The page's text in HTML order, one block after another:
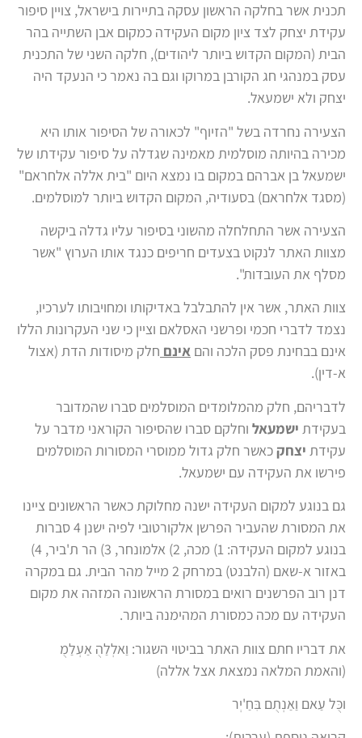
תכנית אשר בחלקה הראשון עסקה בתיירות בישראל, צויין סיפור
עקידת יצחק לצד ציון מקום העקידה כמקום אבן השתייה בהר
הבית (המקום הקדוש ביותר ליהודים), חלקה השני של התכנית
עסק במנהגי חג הקורבן במרוקו וגם בה נאמר כי הנעקד היה
יצחק ולא ישמעאל.
הצעירה נחרדה בשל "הזיוף" לכאורה של הסיפור אותו היא
מכירה בהיותה מוסלמית מאמינה שגדלה על סיפור עקידתו של
ישמעאל בן אברהם במקום בו נמצא היום "בית אללה אלחראם"
(מסגד אלחראם) בסעודיה, המקום הקדוש ביותר למוסלמים.
הצעירה אשר התחלחלה מהשוני בסיפור עליו גדלה ביקשה
מצוות האתר לנקוט בצעדים חריפים כנגד אותו הערוץ "אשר
מסלף את העובדות".
צוות האתר, אשר אין להתבלבל באדיקותו ומחויבותו לערכיו,
נצמד לדברי חכמי ופרשני האסלאם וציין כי שני העקרונות הללו
אינם בבחינת פסק הלכה והם אינם חלק מיסודות הדת (אצול
א-דין).
לדבריהם, חלק מהמלומדים המוסלמים סברו שהמדובר
בעקידת ישמעאל וחלקם סברו שהסיפור הקוראני מדבר על
עקידת יצחקכאשר חלק גדול ממוסרי המסורות המוסלמים
פירשו את העקידה עם ישמעאל.
גם בנוגע למקום העקידה ישנה מחלוקת כאשר הראשונים ציינו
את המסורת שהעביר הפרשן אלקורטובי לפיה ישנן 4 סברות
בנוגע למקום העקידה: 1) מכה, 2) אלמונחר, 3) הר ת'ביר, 4)
באזור א-שאם (הלבנט) במרחק 2 מייל מהר הבית. גם במקרה
דנן רוב הפרשנים רואים במסורת הראשונה המזהה את מקום
העקידה עם מכה כמסורת המהימנה ביותר.
את דבריו חתם צוות האתר בביטוי השגור: וַאלְלַהֻ אַעְלַמֻ
(והאמת המלאה נמצאת אצל אללה)
וכֻּל עַאם וַאַנְתֻם בִּחַ'יְר